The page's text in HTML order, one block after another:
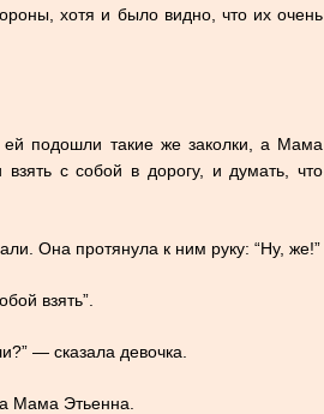
хотя и было видно, что их очень
подошли такие же заколки, а Мама
взять с собой в дорогу, и думать, что
Она протянула к ним руку: “Ну, же!”
взять”.
— сказала девочка.
Мама Этьенна.